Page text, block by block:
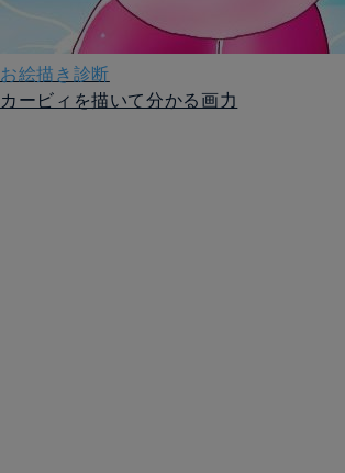
お絵描き診断
カービィを描いて分かる画力